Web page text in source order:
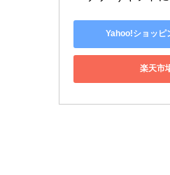
Yahoo!ショッピ
楽天市